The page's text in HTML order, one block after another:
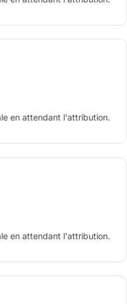
en attendant l'attribution.
en attendant l'attribution.